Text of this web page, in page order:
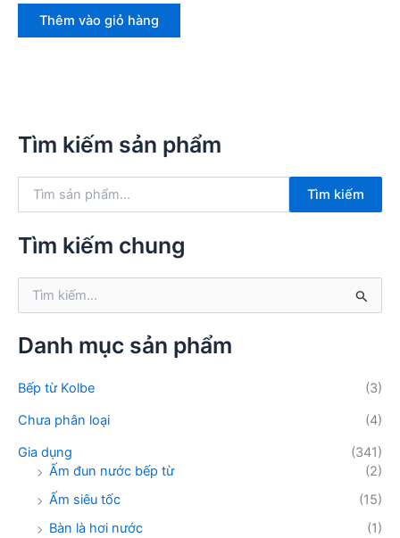
Thêm vào giỏ hàng
Tìm kiếm sản phẩm
k
:
Tìm kiếm
Tìm kiếm chung
k
i
m
Danh mục sản phẩm
Bếp từ Kolbe
(3)
Chưa phân loại
(4)
Gia dụng
(341)
Ấm đun nước bếp từ
(2)
Ấm siêu tốc
(15)
Bàn là hơi nước
(1)